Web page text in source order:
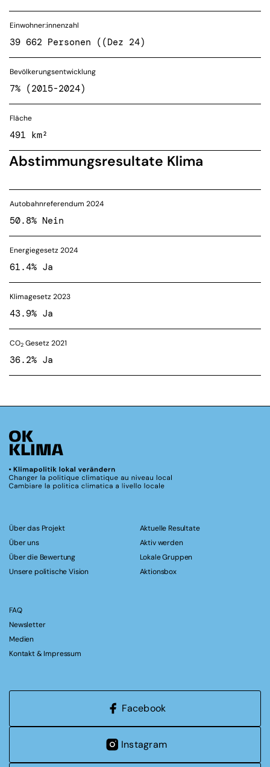
Einwohner:innenzahl
39 662 Personen ((Dez 24)
Bevölkerungsentwicklung
7% (2015-2024)
Fläche
491 km²
Abstimmungsresultate Klima
Autobahnreferendum 2024
50.8% Nein
Energiegesetz 2024
61.4% Ja
Klimagesetz 2023
43.9% Ja
CO2 Gesetz 2021
36.2% Ja
Über das Projekt
Über uns
Über die Bewertung
Unsere politische Vision
Aktuelle Resultate
Aktiv werden
Lokale Gruppen
Aktionsbox
FAQ
Newsletter
Medien
Kontakt & Impressum
Facebook
Instagram